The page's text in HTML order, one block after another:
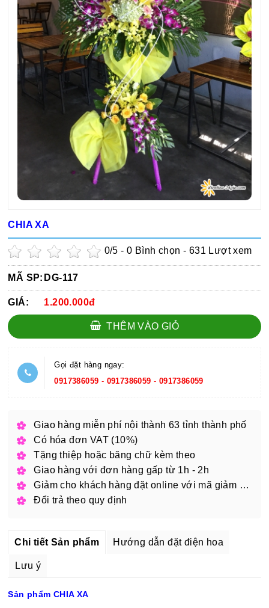
CHIA XA
0/5 -0 Bình chọn - 631 Lượt xem
MÃ SP: DG-117
GIÁ: 1.200.000đ
THÊM VÀO GIỎ
Gọi đặt hàng ngay:
0917386059 - 0917386059 - 0917386059
Giao hàng miễn phí nội thành 63 tỉnh thành phố
Có hóa đơn VAT (10%)
Tặng thiệp hoặc băng chữ kèm theo
Giao hàng với đơn hàng gấp từ 1h - 2h
Giảm cho khách hàng đặt online với mã giảm giá
Đổi trả theo quy định
Chi tiết Sản phẩm Hướng dẫn đặt điện hoa
Lưu ý
Sản phẩm CHIA XA